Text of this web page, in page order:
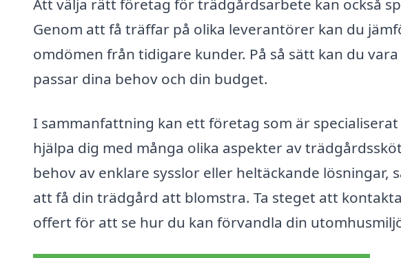
Att välja rätt företag för trädgårdsarbete kan också
Genom att få träffar på olika leverantörer kan du
omdömen från tidigare kunder. På så sätt kan du
passar dina behov och din budget.
I sammanfattning kan ett företag som är specialiserat
hjälpa dig med många olika aspekter av
behov av enklare sysslor eller heltäckande lösningar,
att få din trädgård att blomstra. Ta steget att
offert för att se hur du kan förvandla din